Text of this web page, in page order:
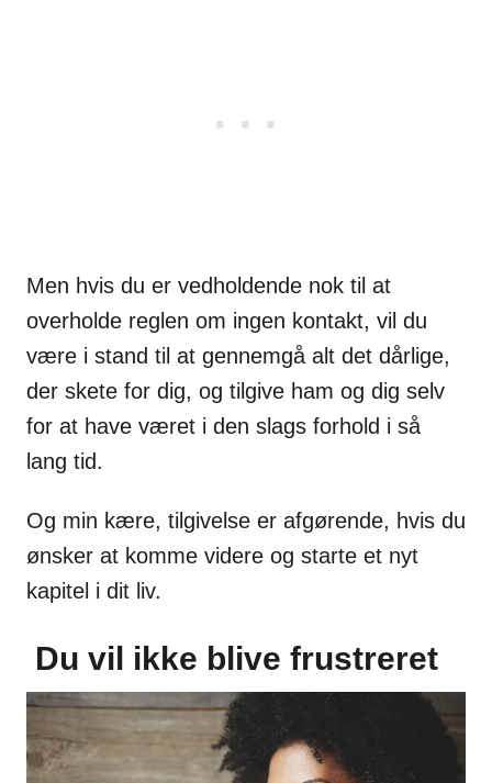
Men hvis du er vedholdende nok til at
overholde reglen om ingen kontakt, vil du
være i stand til at gennemgå alt det dårlige,
der skete for dig, og tilgive ham og dig selv
for at have været i den slags forhold i så
lang tid.
Og min kære, tilgivelse er afgørende, hvis du
ønsker at komme videre og starte et nyt
kapitel i dit liv.
Du vil ikke blive frustreret